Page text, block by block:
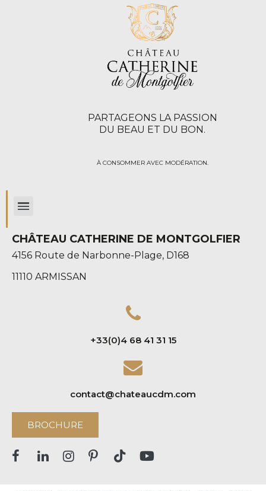
PARTAGEONS LA PASSION
DU BEAU ET DU BON.
À CONSOMMER AVEC MODÉRATION.
CHÂTEAU CATHERINE DE MONTGOLFIER
4156 Route de Narbonne-Plage, D168
11110 ARMISSAN
+33(0)4 68 41 31 15
contact@chateaucdm.com
BROCHURE